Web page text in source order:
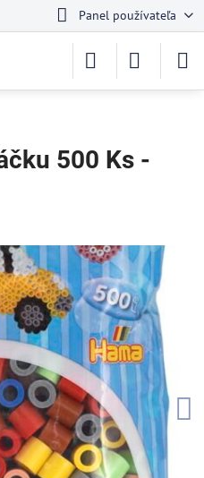
Panel používateľa
500 Ks -